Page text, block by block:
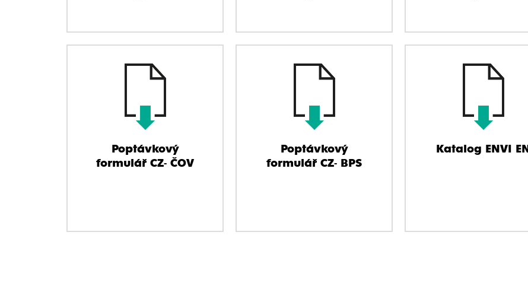
Poptávkový
formulář CZ- ČOV
Poptávkový
formulář CZ- BPS
Katalog ENVI EN